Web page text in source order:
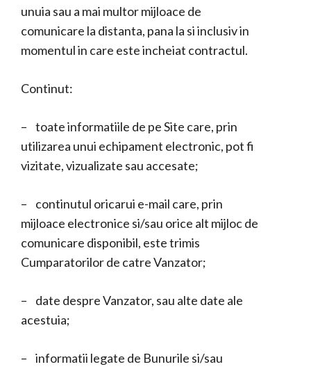
unuia sau a mai multor mijloace de
comunicare la distanta, pana la si inclusiv in
momentul in care este incheiat contractul.
Continut:
– toate informatiile de pe Site care, prin
utilizarea unui echipament electronic, pot fi
vizitate, vizualizate sau accesate;
– continutul oricarui e-mail care, prin
mijloace electronice si/sau orice alt mijloc de
comunicare disponibil, este trimis
Cumparatorilor de catre Vanzator;
– date despre Vanzator, sau alte date ale
acestuia;
– informatii legate de Bunurile si/sau